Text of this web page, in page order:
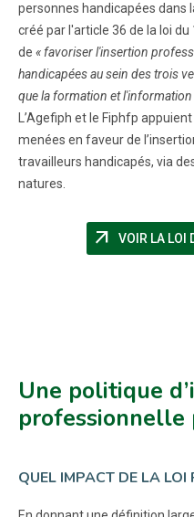
personnes handicapées dans
créé par l'article 36 de la loi
de « favoriser l'insertion
handicapées au sein des trois
que la formation et
L’Agefiph et le Fiphfp
menées en faveur de
travailleurs handicapés, via
natures.
arrow_outward VOIR LA LOI
Une politique
professionnelle
QUEL IMPACT DE LA LOI